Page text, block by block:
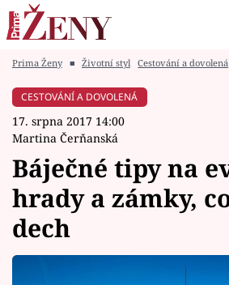
Módní alarm
Zrádci
Témata
Celebrity
Prima Ženy ■ Životní styl Cestování a dovolená
CESTOVÁNÍ A DOVOLENÁ
17. srpna 2017 14:00
Martina Čerňanská
Báječné tipy na
hrady a zámky,
dech